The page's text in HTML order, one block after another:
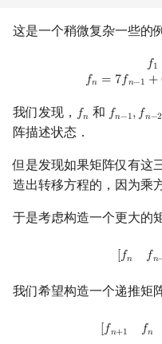
这是一个稍微复杂一些的
𝑓1
𝑓𝑛 = 7𝑓𝑛−1 +
7f
我们发现， 𝑓𝑛
fn 和 𝑓𝑛−1,𝑓𝑛−2
fn−1,f n−2,
阵描述状态．
但是发现如果矩阵仅有这
造出转移方程的，因为乘
于是考虑构造一个更大的
[𝑓𝑛 𝑓𝑛
[fn
我们希望构造一个递推矩
[𝑓𝑛+1 𝑓𝑛
n